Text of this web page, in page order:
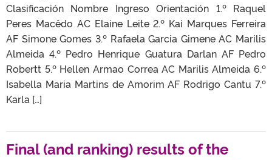
Clasificación Nombre Ingreso Orientación 1.º Raquel
Peres Macêdo AC Elaine Leite 2.º Kai Marques Ferreira
AF Simone Gomes 3.º Rafaela Garcia Gimene AC Marilis
Almeida 4.º Pedro Henrique Guatura Darlan AF Pedro
Robertt 5.º Hellen Armao Correa AC Marilis Almeida 6.º
Isabella Maria Martins de Amorim AF Rodrigo Cantu 7.º
Karla […]
Final (and ranking) results of the